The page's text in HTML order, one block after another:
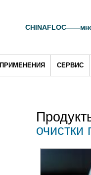
ПРИМЕНЕНИЯ СЕРВИС